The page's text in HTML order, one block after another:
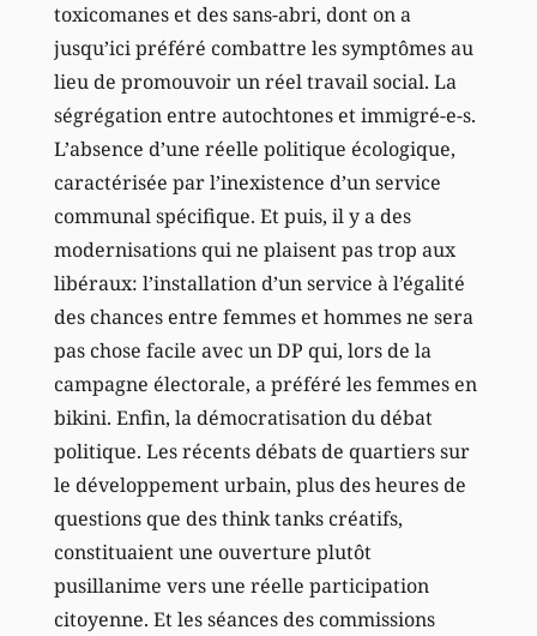
toxicomanes et des sans-abri, dont on a
jusqu’ici préféré combattre les symptômes au
lieu de promouvoir un réel travail social. La
ségrégation entre autochtones et immigré-e-s.
L’absence d’une réelle politique écologique,
caractérisée par l’inexistence d’un service
communal spécifique. Et puis, il y a des
modernisations qui ne plaisent pas trop aux
libéraux: l’installation d’un service à l’égalité
des chances entre femmes et hommes ne sera
pas chose facile avec un DP qui, lors de la
campagne électorale, a préféré les femmes en
bikini. Enfin, la démocratisation du débat
politique. Les récents débats de quartiers sur
le développement urbain, plus des heures de
questions que des think tanks créatifs,
constituaient une ouverture plutôt
pusillanime vers une réelle participation
citoyenne. Et les séances des commissions